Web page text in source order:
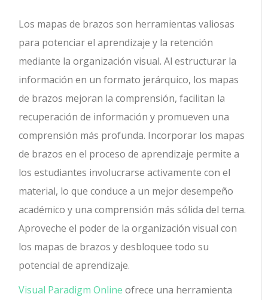
Los mapas de brazos son herramientas valiosas
para potenciar el aprendizaje y la retención
mediante la organización visual. Al estructurar la
información en un formato jerárquico, los mapas
de brazos mejoran la comprensión, facilitan la
recuperación de información y promueven una
comprensión más profunda. Incorporar los mapas
de brazos en el proceso de aprendizaje permite a
los estudiantes involucrarse activamente con el
material, lo que conduce a un mejor desempeño
académico y una comprensión más sólida del tema.
Aproveche el poder de la organización visual con
los mapas de brazos y desbloquee todo su
potencial de aprendizaje.
Visual Paradigm Online ofrece una herramienta